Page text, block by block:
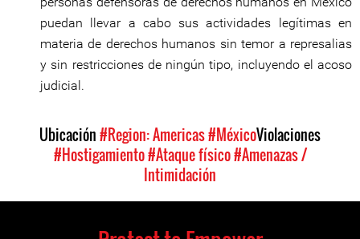
puedan llevar a cabo sus actividades legítimas en
materia de derechos humanos sin temor a represalias
y sin restricciones de ningún tipo, incluyendo el acoso
judicial.
Ubicación#Region: Americas#MéxicoViolaciones
#Hostigamiento#Ataque físico#Amenazas /
Intimidación